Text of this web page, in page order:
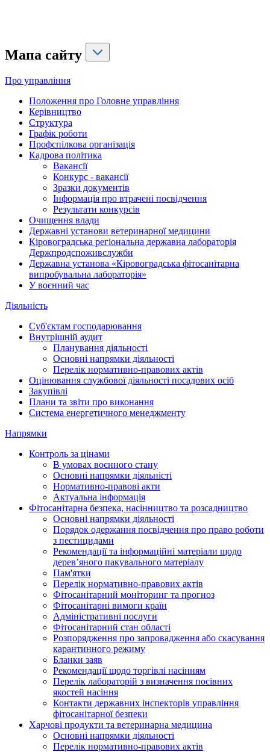
Мапа сайту
Про управління
Положення про Головне управління
Керівництво
Структура
Графік роботи
Профспілкова організація
Кадрова політика
Вакансії
Конкурс - вакансії
Зразки документів
Інформація про втрачені посвідчення
Результати конкурсів
Очищення влади
Державні установи ветеринарної медицини
Кіровоградська регіональна державна лабораторія
Держпродспоживслужби
Державна установа «Кіровоградська фітосанітарна
випробувальна лабораторія»
У воєнний час
Діяльність
Суб'єктам господарювання
Внутрішній аудит
Планування діяльності
Основні напрямки діяльності
Перелік нормативно-правових актів
Оцінювання службової діяльності посадових осіб
Закупівлі
Плани та звіти про виконання
Система енергетичного менеджменту
Напрямки
Контроль за цінами
В умовах воєнного стану
Основні напрямки діяльністі
Нормативно-правові акти
Актуальна інформація
Фітосанітарна безпека, насінництво та розсадництво
Основні напрямки діяльності
Порядок одержання посвідчення про право роботи
з пестицидами
Рекомендації та інформаційні матеріали щодо
дерев’яного пакувального матеріалу
Пам'ятки
Перелік нормативно-правових актів
Фітосанітарний моніторинг та прогноз
Фітосанітарні вимоги країн
Адміністративні послуги
Фітосанітарний стан області
Розпорядження про запровадження або скасування
карантинного режиму
Бланки заяв
Рекомендації щодо торгівлі насінням
Перелік лабораторій з визначення посівних
якостей насіння
Контакти державних інспекторів управління
фітосанітарної безпеки
Харчові продукти та ветеринарна медицина
Основні напрямки діяльності
Перелік нормативно-правових актів